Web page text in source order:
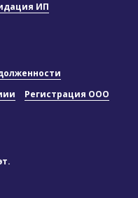
ИП
Регистрация ООО